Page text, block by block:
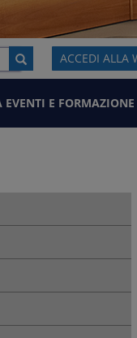
ACCEDI ALLA
EVENTI E FORMAZIONE